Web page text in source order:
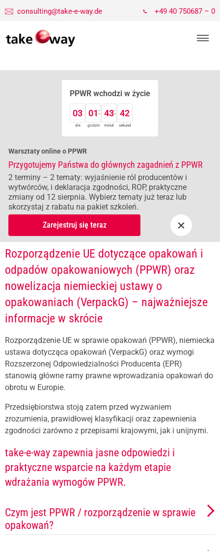
consulting@take-e-way.de +49 40 750687 – 0
PPWR wchodzi w życie
03
dni
01
godzin
43
minut
42
sekund
Warsztaty online o PPWR
Przygotujemy Państwa do głównych zagadnień z PPWR
2 terminy – 2 tematy: wyjaśnienie ról producentów i
wytwórców, i deklaracja zgodności, ROP, praktyczne
zmiany od 12 sierpnia. Wybierz tematy już teraz lub
skorzystaj z rabatu na pakiet szkoleń.
Zarejestruj się teraz
×
Rozporządzenie UE dotyczące opakowań i
odpadów opakowaniowych (PPWR) oraz
nowelizacja niemieckiej ustawy o
opakowaniach (VerpackG) – najważniejsze
informacje w skrócie
Rozporządzenie UE w sprawie opakowań (PPWR), niemiecka
ustawa dotycząca opakowań (VerpackG) oraz wymogi
Rozszerzonej Odpowiedzialności Producenta (EPR)
stanowią główne ramy prawne wprowadzania opakowań do
obrotu w Europie.
Przedsiębiorstwa stoją zatem przed wyzwaniem
zrozumienia, prawidłowej klasyfikacji oraz zapewnienia
zgodności zarówno z przepisami krajowymi, jak i unijnymi.
take-e-way zapewnia jasne odpowiedzi i
praktyczne wsparcie na każdym etapie
wdrażania wymogów PPWR.
Czym jest PPWR / rozporządzenie w sprawie
opakowań?